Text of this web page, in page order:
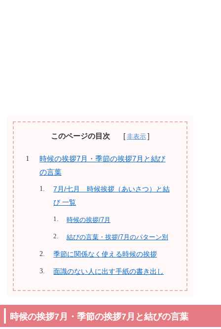
このページの目次
時候の挨拶7月・季節の挨拶7月と結び
の言葉
7月/七月 時候挨拶（あいさつ）と結
び 一覧
時候の挨拶/7月
結びの言葉・挨拶/7月のパターン別
季節に関係なく使える時候の挨拶
面識のない人に出す手紙の書き出し
時候の挨拶7月・季節の挨拶7月と結びの言葉